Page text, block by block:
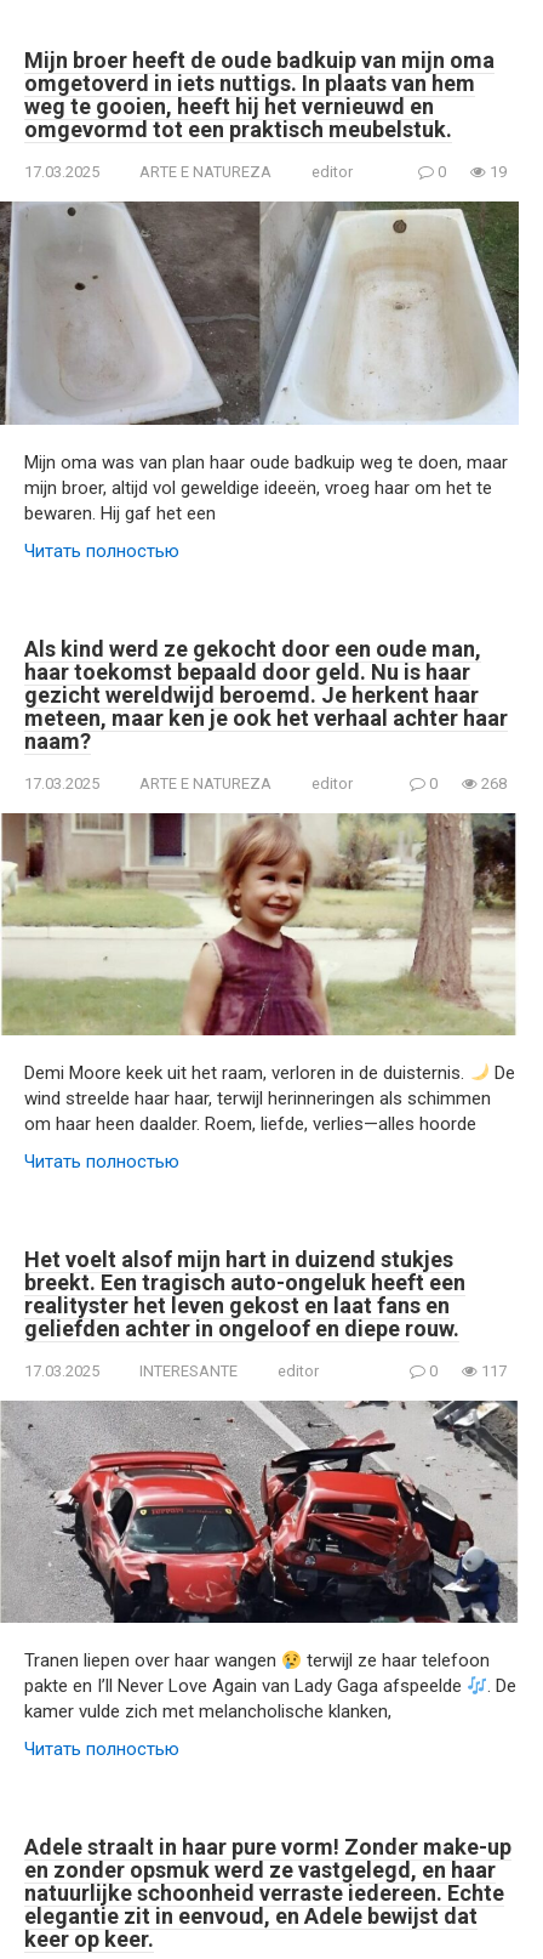
Mijn broer heeft de oude badkuip van mijn oma
omgetoverd in iets nuttigs. In plaats van hem
weg te gooien, heeft hij het vernieuwd en
omgevormd tot een praktisch meubelstuk.
17.03.2025 ARTE E NATUREZA editor 0 19
Mijn oma was van plan haar oude badkuip weg te doen, maar
mijn broer, altijd vol geweldige ideeën, vroeg haar om het te
bewaren. Hij gaf het een
Читать полностью
Als kind werd ze gekocht door een oude man,
haar toekomst bepaald door geld. Nu is haar
gezicht wereldwijd beroemd. Je herkent haar
meteen, maar ken je ook het verhaal achter haar
naam?
17.03.2025 ARTE E NATUREZA editor 0 268
Demi Moore keek uit het raam, verloren in de duisternis.
De
wind streelde haar haar, terwijl herinneringen als schimmen
om haar heen daalder. Roem, liefde, verlies—alles hoorde
Читать полностью
Het voelt alsof mijn hart in duizend stukjes
breekt. Een tragisch auto-ongeluk heeft een
realityster het leven gekost en laat fans en
geliefden achter in ongeloof en diepe rouw.
17.03.2025 INTERESANTE editor 0 117
Tranen liepen over haar wangen
terwijl ze haar telefoon
pakte en I’ll Never Love Again van Lady Gaga afspeelde
. De
kamer vulde zich met melancholische klanken,
Читать полностью
Adele straalt in haar pure vorm! Zonder make-up
en zonder opsmuk werd ze vastgelegd, en haar
natuurlijke schoonheid verraste iedereen. Echte
elegantie zit in eenvoud, en Adele bewijst dat
keer op keer.